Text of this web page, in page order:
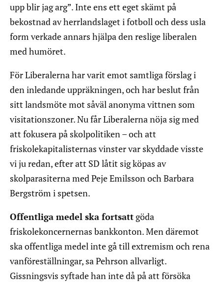
upp blir jag arg”. Inte ens ett eget skämt på
bekostnad av herrlandslaget i fotboll och dess usla
form verkade annars hjälpa den reslige liberalen
med humöret.
För Liberalerna har varit emot samtliga förslag i
den inledande uppräkningen, och har beslut från
sitt landsmöte mot såväl anonyma vittnen som
visitationszoner. Nu får Liberalerna nöja sig med
att fokusera på skolpolitiken – och att
friskolekapitalisternas vinster var skyddade visste
vi ju redan, efter att SD låtit sig köpas av
skolparasiterna med Peje Emilsson och Barbara
Bergström i spetsen.
Offentliga medel ska fortsatt göda
friskolekoncernernas bankkonton. Men däremot
ska offentliga medel inte gå till extremism och rena
vanföreställningar, sa Pehrson allvarligt.
Gissningsvis syftade han inte då på att försöka